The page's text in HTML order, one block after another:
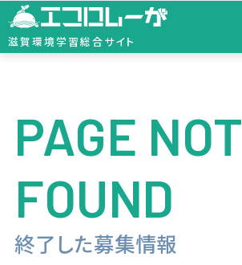
滋賀環境学習総合サイト
PAGE NOT
FOUND
終了した募集情報